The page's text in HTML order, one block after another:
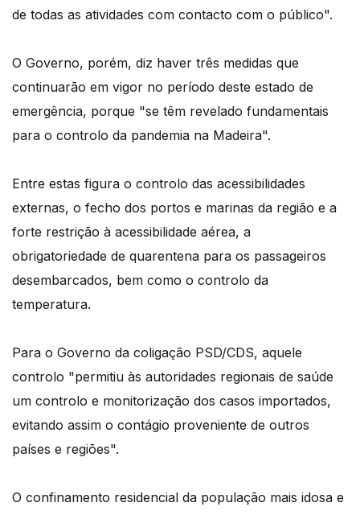
de todas as atividades com contacto com o público".
O Governo, porém, diz haver três medidas que
continuarão em vigor no período deste estado de
emergência, porque "se têm revelado fundamentais
para o controlo da pandemia na Madeira".
Entre estas figura o controlo das acessibilidades
externas, o fecho dos portos e marinas da região e a
forte restrição à acessibilidade aérea, a
obrigatoriedade de quarentena para os passageiros
desembarcados, bem como o controlo da
temperatura.
Para o Governo da coligação PSD/CDS, aquele
controlo "permitiu às autoridades regionais de saúde
um controlo e monitorização dos casos importados,
evitando assim o contágio proveniente de outros
países e regiões".
O confinamento residencial da população mais idosa e